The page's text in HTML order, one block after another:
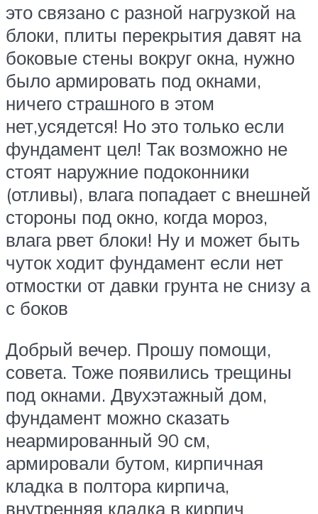
это связано с разной нагрузкой на
блоки, плиты перекрытия давят на
боковые стены вокруг окна, нужно
было армировать под окнами,
ничего страшного в этом
нет,усядется! Но это только если
фундамент цел! Так возможно не
стоят наружние подоконники
(отливы), влага попадает с внешней
стороны под окно, когда мороз,
влага рвет блоки! Ну и может быть
чуток ходит фундамент если нет
отмостки от давки грунта не снизу а
с боков
Добрый вечер. Прошу помощи,
совета. Тоже появились трещины
под окнами. Двухэтажный дом,
фундамент можно сказать
неармированный 90 см,
армировали бутом, кирпичная
кладка в полтора кирпича,
внутренняя кладка в кирпич